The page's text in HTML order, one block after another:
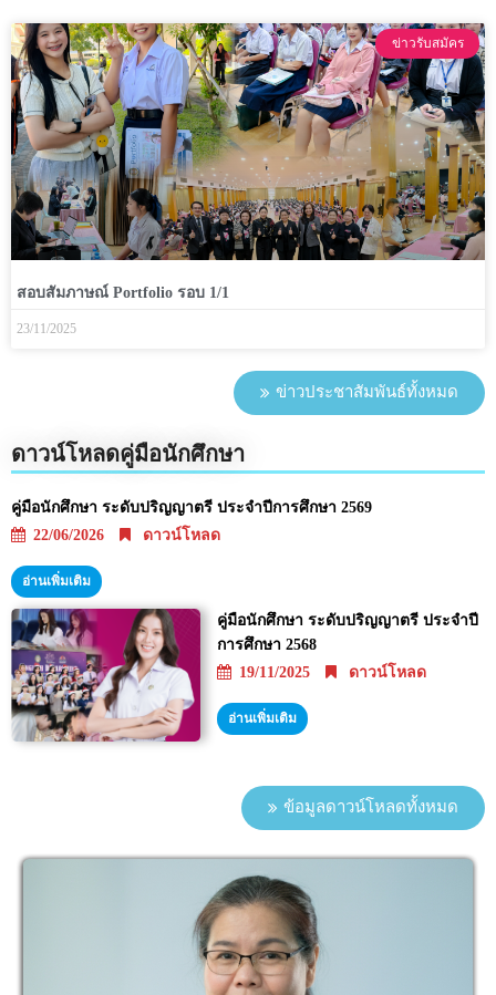
ข่าวรับสมัคร
สอบสัมภาษณ์ Portfolio รอบ 1/1
23/11/2025
ข่าวประชาสัมพันธ์ทั้งหมด
ดาวน์โหลดคู่มือนักศึกษา
คู่มือนักศึกษา ระดับปริญญาตรี ประจำปีการศึกษา 2569
22/06/2026
ดาวน์โหลด
อ่านเพิ่มเติม
คู่มือนักศึกษา ระดับปริญญาตรี ประจำปี
การศึกษา 2568
19/11/2025
ดาวน์โหลด
อ่านเพิ่มเติม
ข้อมูลดาวน์โหลดทั้งหมด